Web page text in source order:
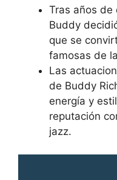
Tras años de
Buddy
que se
famosas de
Las
de Buddy
energía y
reputación
jazz.